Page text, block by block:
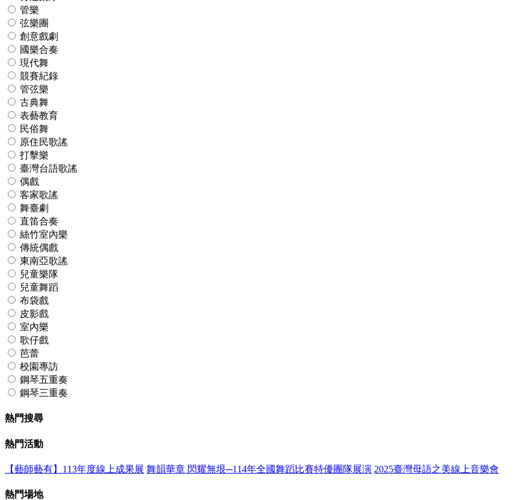
管樂
弦樂團
創意戲劇
國樂合奏
現代舞
競賽紀錄
管弦樂
古典舞
表藝教育
民俗舞
原住民歌謠
打擊樂
臺灣台語歌謠
偶戲
客家歌謠
舞臺劇
直笛合奏
絲竹室內樂
傳統偶戲
東南亞歌謠
兒童樂隊
兒童舞蹈
布袋戲
皮影戲
室內樂
歌仔戲
芭蕾
校園專訪
鋼琴五重奏
鋼琴三重奏
熱門搜尋
熱門活動
【藝師藝有】113年度線上成果展 舞韻華章 閃耀無垠─114年全國舞蹈比賽特優團隊展演 2025臺灣母語之美線上音樂會
熱門場地